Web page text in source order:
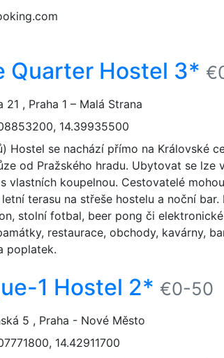
Quarter Hostel 3*
21 , Praha 1 – Malá Strana
14.39935500
Hostel se nachází přímo na Královské
od Pražského hradu. Ubytovat se lze
vlastních koupelnou. Cestovatelé
terasu na střeše hostelu a noční
stolní fotbal, beer pong či
restaurace, obchody, kavárny,
poplatek.
1 Hostel 2* €0-50
5 , Praha - Nové Město
14.42911700